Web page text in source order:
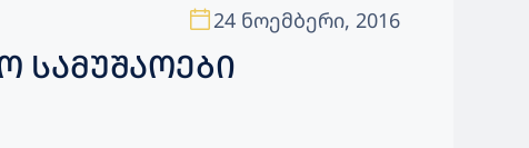
24 ნოემბერი, 2016
ᲡᲐᲛᲣᲨᲐᲝᲔᲑᲘ